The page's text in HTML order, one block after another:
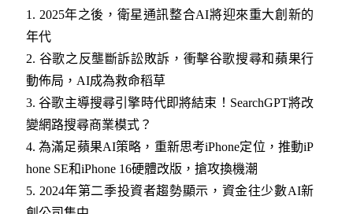
1 . 2025年之後，衛星通訊整合AI將迎來重大創新的
年代
2. 谷歌之反壟斷訴訟敗訴，衝擊谷歌搜尋和蘋果行
動佈局，AI成為救命稻草
3.谷歌主導搜尋引擎時代即將結束！SearchGPT將改
變網路搜尋商業模式？
4.為滿足蘋果AI策略，重新思考iPhone定位，推動iP
hone SE和iPhone 16硬體改版，搶攻換機潮
5. 2024年第二季投資者趨勢顯示，資金往少數AI新